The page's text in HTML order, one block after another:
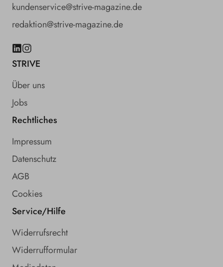
kundenservice@strive-magazine.de
redaktion@strive-magazine.de
LinkedIn
Instagram
STRIVE
Über uns
Jobs
Rechtliches
Impressum
Datenschutz
AGB
Cookies
Service/Hilfe
Widerrufsrecht
Widerrufformular